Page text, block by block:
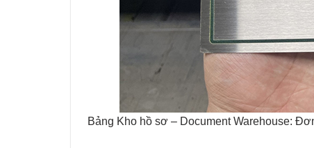
Bảng Kho hồ sơ – Document Warehouse: